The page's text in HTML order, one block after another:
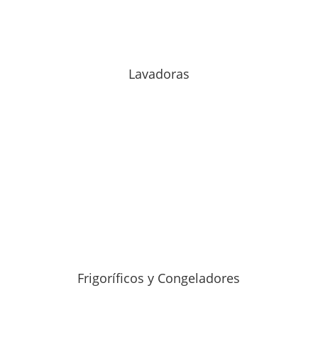
Lavadoras
Frigoríficos y Congeladores